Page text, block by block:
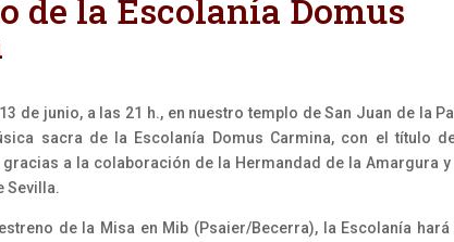
de la Escolanía Domus
de junio, a las 21 h., en nuestro templo de San Juan de la
sacra de la Escolanía Domus Carmina, con el título
gracias a la colaboración de la Hermandad de la Amargura
Sevilla.
de la Misa en Mib (Psaier/Becerra), la Escolanía